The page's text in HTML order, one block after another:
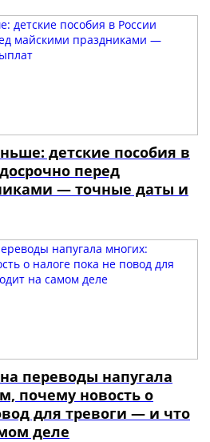
детские пособия в
перед
— точные даты и
переводы напугала
почему новость о
для тревоги — и что
деле